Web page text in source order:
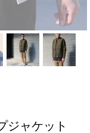
ジャケット